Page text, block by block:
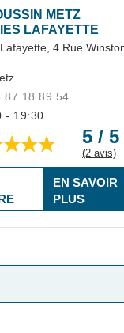
METZ
LAFAYETTE
4 Rue
87 18 89 54
- 19:30
5 / 5
(2 avis)
EN SAVOIR
PLUS